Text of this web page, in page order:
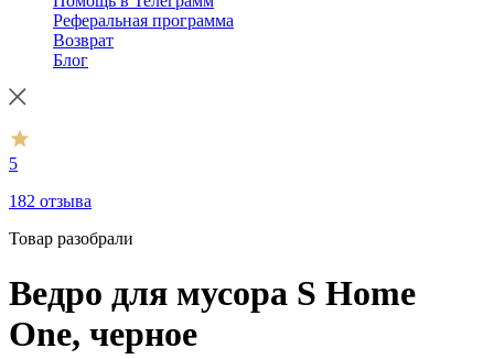
Реферальная программа
Возврат
Блог
5
182 отзыва
Товар разобрали
Ведро для мусора S Home
One, черное